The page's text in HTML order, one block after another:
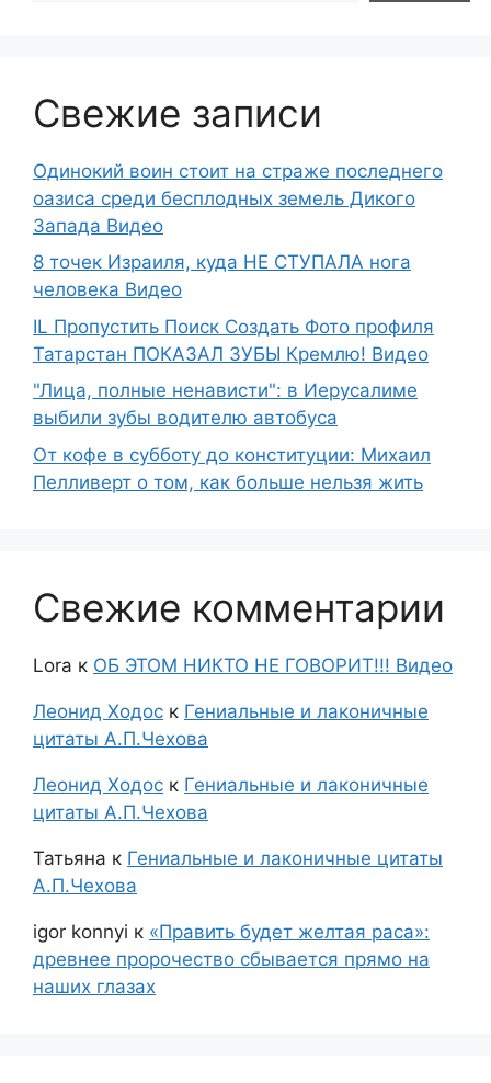
Свежие записи
Одинокий воин стоит на страже последнего
оазиса среди бесплодных земель Дикого
Запада Видео
8 точек Израиля, куда НЕ СТУПАЛА нога
человека Видео
IL Пропустить Поиск Создать Фото профиля
Татарстан ПОКАЗАЛ ЗУБЫ Кремлю! Видео
"Лица, полные ненависти": в Иерусалиме
выбили зубы водителю автобуса
От кофе в субботу до конституции: Михаил
Пелливерт о том, как больше нельзя жить
Свежие комментарии
Lora к ОБ ЭТОМ НИКТО НЕ ГОВОРИТ!!! Видео
Леонид Ходос к Гениальные и лаконичные
цитаты А.П.Чехова
Леонид Ходос к Гениальные и лаконичные
цитаты А.П.Чехова
Татьяна к Гениальные и лаконичные цитаты
А.П.Чехова
igor konnyi к «Править будет желтая раса»:
древнее пророчество сбывается прямо на
наших глазах